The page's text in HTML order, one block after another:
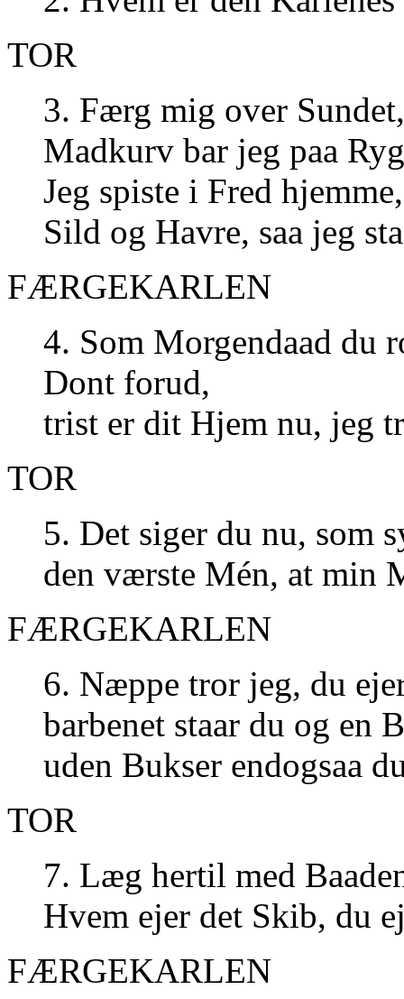
TOR
3. Færg mig over
Madkurv bar jeg paa
Jeg spiste i Fred
Sild og Havre, saa jeg
FÆRGEKARLEN
4. Som Morgendaad du
Dont forud,
trist er dit Hjem nu, jeg
TOR
5. Det siger du nu, som
den værste Mén, at min
FÆRGEKARLEN
6. Næppe tror jeg, du
barbenet staar du og en
uden Bukser endogsaa
TOR
7. Læg hertil med
Hvem ejer det Skib, du
FÆRGEKARLEN